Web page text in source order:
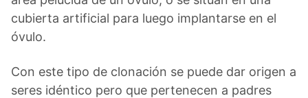
cubierta artificial para luego implantarse en el
óvulo.
Con este tipo de clonación se puede dar origen a
seres idéntico pero que pertenecen a padres